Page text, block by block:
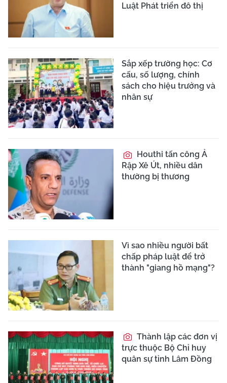
Luật Phát triển đô thị
Sắp xếp trường học: Cơ
cấu, số lượng, chính
sách cho hiệu trưởng và
nhân sự
Houthi tấn công Ả
Rập Xê Út, nhiều dân
thường bị thương
Vì sao nhiều người bất
chấp pháp luật để trở
thành "giang hồ mạng"?
Thành lập các đơn vị
trực thuộc Bộ Chỉ huy
quân sự tỉnh Lâm Đồng